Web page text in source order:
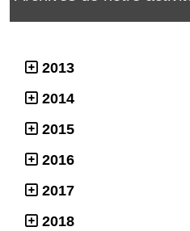
2013
2014
2015
2016
2017
2018